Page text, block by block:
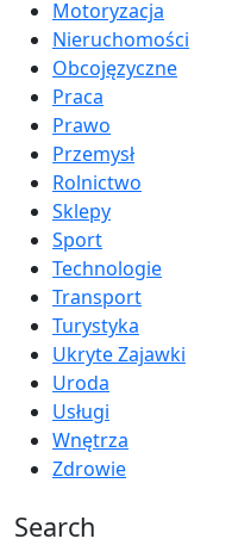
Motoryzacja
Nieruchomości
Obcojęzyczne
Praca
Prawo
Przemysł
Rolnictwo
Sklepy
Sport
Technologie
Transport
Turystyka
Ukryte Zajawki
Uroda
Usługi
Wnętrza
Zdrowie
Search